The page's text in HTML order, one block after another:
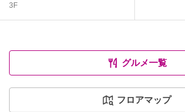
3F
グルメ一覧
フロアマップ